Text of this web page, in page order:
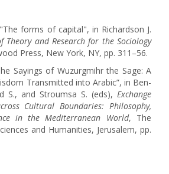
forms of capital", in Richardson J.
Theory and Research for the Sociology
Press, New York, NY, pp. 311–56.
Sayings of Wuzurgmihr the Sage: A
Transmitted into Arabic”, in Ben-
S., and Stroumsa S. (eds), Exchange
Cultural Boundaries: Philosophy,
in the Mediterranean World, The
and Humani­ties, Jerusalem, pp.